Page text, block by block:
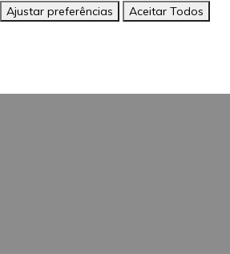
Ajustar preferências
Aceitar Todos